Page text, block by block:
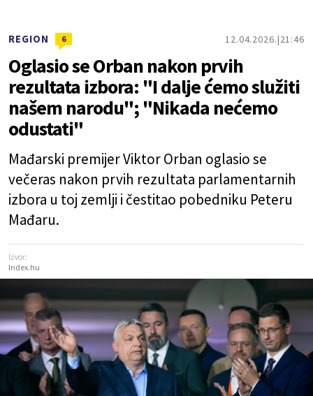
REGION 6 12.04.2026. 21:46
Oglasio se Orban nakon prvih
rezultata izbora: "I dalje ćemo služiti
našem narodu"; "Nikada nećemo
odustati"
Mađarski premijer Viktor Orban oglasio se
večeras nakon prvih rezultata parlamentarnih
izbora u toj zemlji i čestitao pobedniku Peteru
Mađaru.
Izvor:
Index.hu